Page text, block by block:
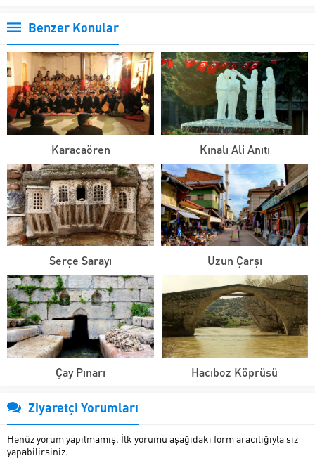
Benzer Konular
Karacaören Kınalı Ali Anıtı
Serçe Sarayı Uzun Çarşı
Çay Pınarı Hacıboz Köprüsü
Ziyaretçi Yorumları
Henüz yorum yapılmamış. İlk yorumu aşağıdaki form aracılığıyla siz
yapabilirsiniz.